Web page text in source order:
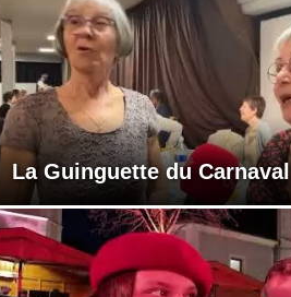
La Guinguette du Carnaval